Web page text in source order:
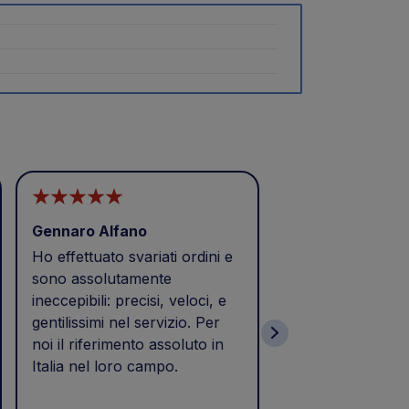
Gennaro Alfano
Ho effettuato svariati ordini e
sono assolutamente
ineccepibili: precisi, veloci, e
gentilissimi nel servizio. Per
noi il riferimento assoluto in
Italia nel loro campo.